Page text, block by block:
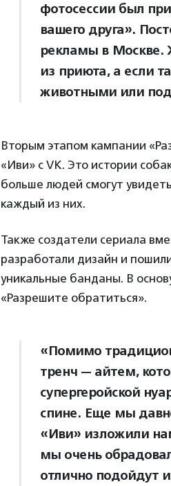
фотосессии был
вашего друга».
рекламы в Москве.
из приюта, а если
животными или
Вторым этапом кампании
«Иви» с VK. Это истории
больше людей смогут
каждый из них.
Также создатели сериала
разработали дизайн и
уникальные банданы. В
«Разрешите обратиться».
«Помимо
тренч — айтем,
супергеройской
спине. Еще мы
«Иви» изложили
мы очень
отлично подойдут